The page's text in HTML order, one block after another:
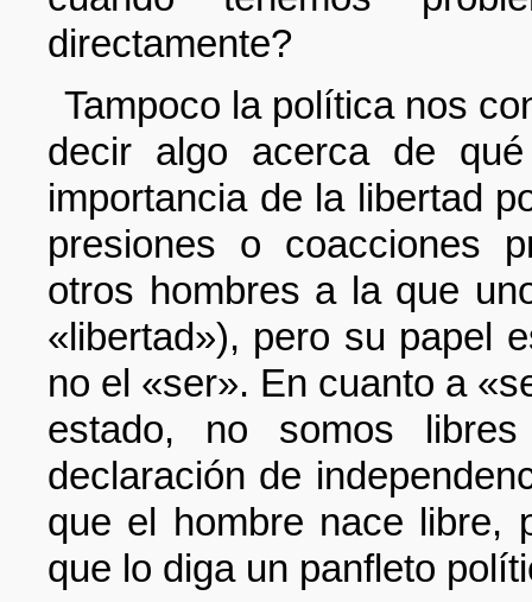
directamente?
Tampoco la política nos
decir algo acerca de
importancia de la libertad
presiones o coacciones
otros hombres a la que
«libertad»), pero su papel
no el «ser». En cuanto a
estado, no somos
declaración de
que el hombre nace libre,
que lo diga un panfleto